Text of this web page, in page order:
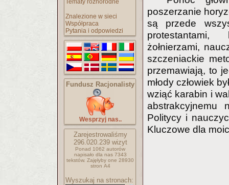
Tematy różnorodne
Znalezione w sieci
Współpraca
Pytania i odpowiedzi
Fundusz Racjonalisty
Wesprzyj nas..
Zarejestrowaliśmy
296.020.239wizyt
Ponad 1062 autorów
napisało dla nas 7343
tekstów. Zajęłyby one 28930
stron A4
Wyszukaj na stronach:
poszerzanie
są przede
protestantami,
żołnierzami,
szczeniackie
przemawiają, to
młody człowiek
wziąć karabin i
Politycy i
Kluczowe dla